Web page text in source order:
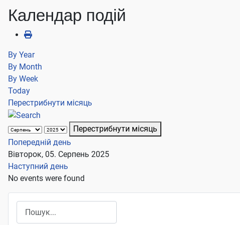
Календар подій
By Year
By Month
By Week
Today
Перестрибнути місяць
Перестрибнути місяць
Попередній день
Вівторок, 05. Серпень 2025
Наступний день
No events were found